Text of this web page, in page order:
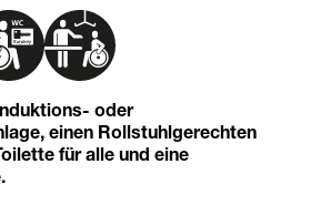
oder
einen Rollstuhlgerechten
für alle und eine